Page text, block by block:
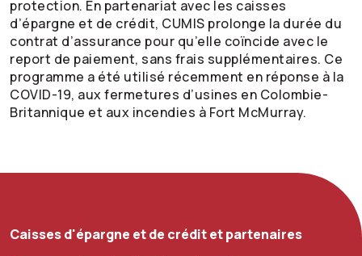
protection. En partenariat avec les caisses
d’épargne et de crédit, CUMIS prolonge la durée du
contrat d’assurance pour qu’elle coïncide avec le
report de paiement, sans frais supplémentaires. Ce
programme a été utilisé récemment en réponse à la
COVID-19, aux fermetures d’usines en Colombie-
Britannique et aux incendies à Fort McMurray.
Caisses d'épargne et de crédit et partenaires